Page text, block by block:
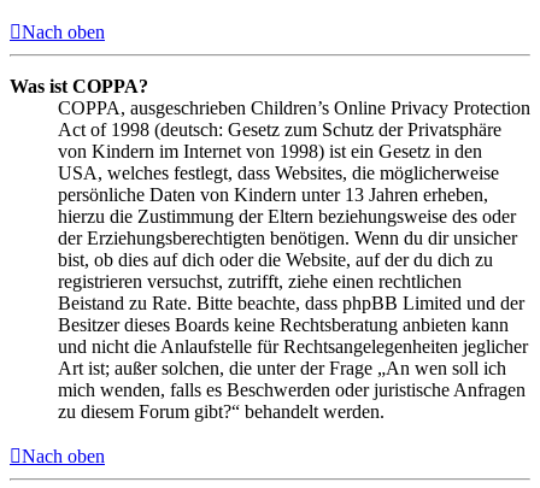
Nach oben
Was ist COPPA?
COPPA, ausgeschrieben Children’s Online Privacy Protection
Act of 1998 (deutsch: Gesetz zum Schutz der Privatsphäre
von Kindern im Internet von 1998) ist ein Gesetz in den
USA, welches festlegt, dass Websites, die möglicherweise
persönliche Daten von Kindern unter 13 Jahren erheben,
hierzu die Zustimmung der Eltern beziehungsweise des oder
der Erziehungsberechtigten benötigen. Wenn du dir unsicher
bist, ob dies auf dich oder die Website, auf der du dich zu
registrieren versuchst, zutrifft, ziehe einen rechtlichen
Beistand zu Rate. Bitte beachte, dass phpBB Limited und der
Besitzer dieses Boards keine Rechtsberatung anbieten kann
und nicht die Anlaufstelle für Rechtsangelegenheiten jeglicher
Art ist; außer solchen, die unter der Frage „An wen soll ich
mich wenden, falls es Beschwerden oder juristische Anfragen
zu diesem Forum gibt?“ behandelt werden.
Nach oben